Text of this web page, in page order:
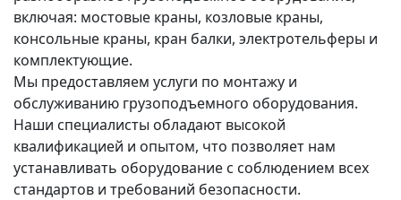
включая: мостовые краны, козловые краны,
консольные краны, кран балки, электротельферы и
комплектующие.
Мы предоставляем услуги по монтажу и
обслуживанию грузоподъемного оборудования.
Наши специалисты обладают высокой
квалификацией и опытом, что позволяет нам
устанавливать оборудование с соблюдением всех
стандартов и требований безопасности.